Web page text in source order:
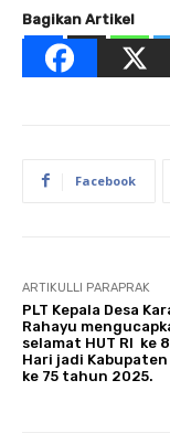
Bagikan Artikel
Facebook
ARTIKULLI PARAPRAK
PLT Kepala Desa
Rahayu
selamat HUT RI ke
Hari jadi Kabupaten
ke 75 tahun 2025.